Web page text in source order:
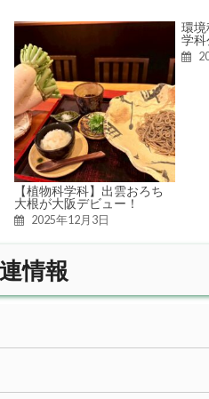
【植物科学科】出雲おろち
大根が大阪デビュー！
2025年12月3日
環
学科
情報